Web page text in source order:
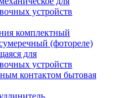
устройств
комплектный
(фотореле)
для
устройств
контактом бытовая